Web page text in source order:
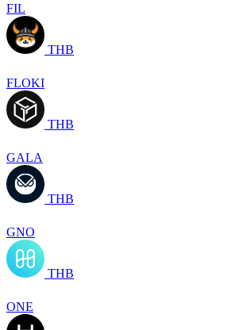
FIL
THB
FLOKI
THB
GALA
THB
GNO
THB
ONE